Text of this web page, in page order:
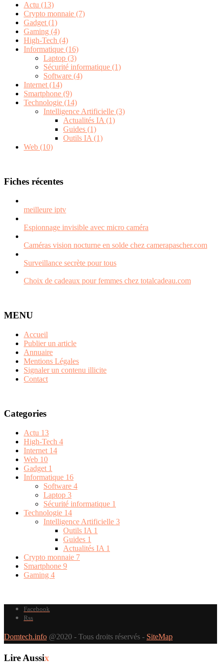
Actu (13)
Crypto monnaie (7)
Gadget (1)
Gaming (4)
High-Tech (4)
Informatique (16)
Laptop (3)
Sécurité informatique (1)
Software (4)
Internet (14)
Smartphone (9)
Technologie (14)
Intelligence Artificielle (3)
Actualités IA (1)
Guides (1)
Outils IA (1)
Web (10)
Fiches récentes
meilleure iptv
Espionnage invisible avec micro caméra
Caméras vision nocturne en solde chez camerapascher.com
Surveillance secrète pour tous
Choix de cadeaux pour femmes chez totalcadeau.com
MENU
Accueil
Publier un article
Annuaire
Mentions Légales
Signaler un contenu illicite
Contact
Categories
Actu 13
High-Tech 4
Internet 14
Web 10
Gadget 1
Informatique 16
Software 4
Laptop 3
Sécurité informatique 1
Technologie 14
Intelligence Artificielle 3
Outils IA 1
Guides 1
Actualités IA 1
Crypto monnaie 7
Smartphone 9
Gaming 4
Facebook
Rss
Domtech.info @2020 - Tous droits réservés - SiteMap
Lire Aussix